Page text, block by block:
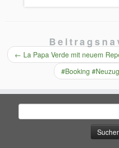
← La Papa Verde mit neuem
#Booking